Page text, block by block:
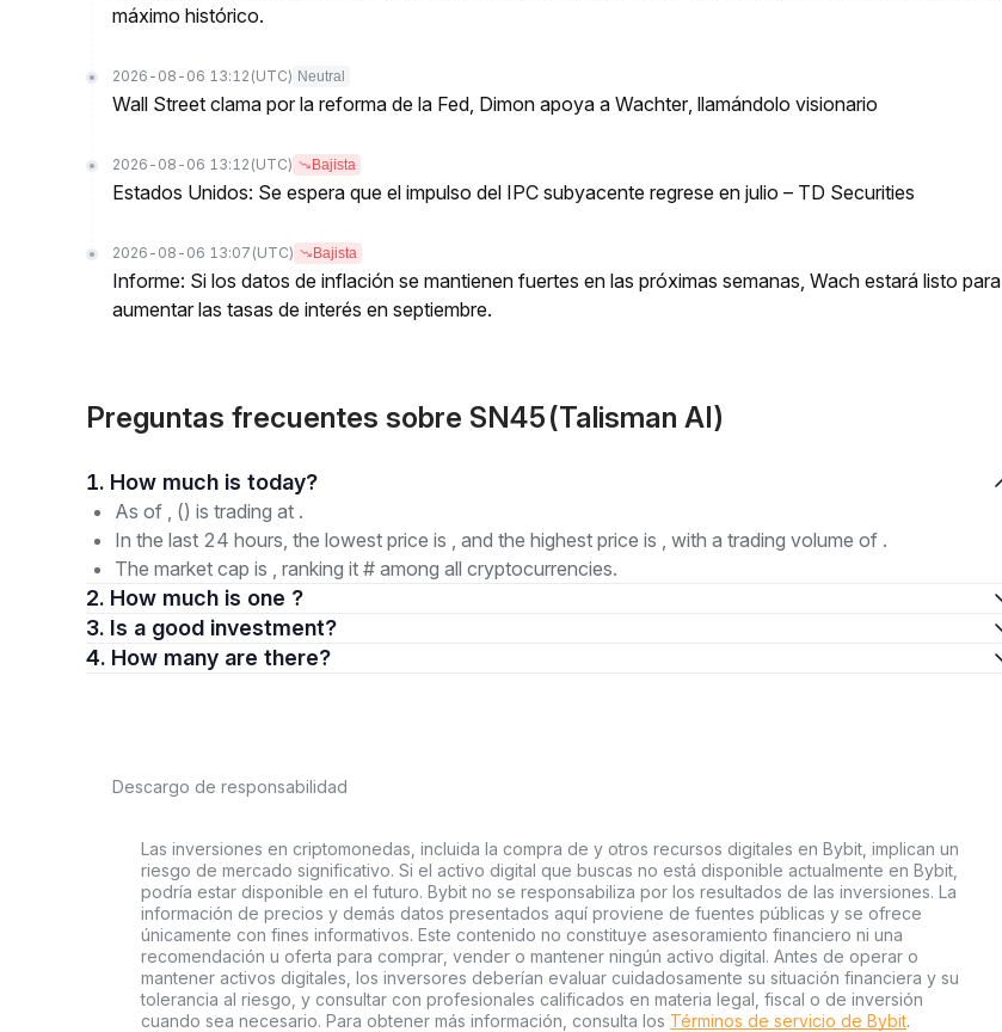
máximo histórico.
2026-08-06 13:12 (UTC) Neutral
Wall Street clama por la reforma de la Fed, Dimon apoya a Wachter, llamándolo visionario
2026-08-06 13:12 (UTC) Bajista
Estados Unidos: Se espera que el impulso del IPC subyacente regrese en julio – TD Securities
2026-08-06 13:07 (UTC) Bajista
Informe: Si los datos de inflación se mantienen fuertes en las próximas semanas, Wach estará listo para
aumentar las tasas de interés en septiembre.
Preguntas frecuentes sobre SN45(Talisman AI)
1. How much is today?
As of , () is trading at .
In the last 24 hours, the lowest price is , and the highest price is , with a trading volume of .
The market cap is , ranking it # among all cryptocurrencies.
2. How much is one ?
3. Is a good investment?
4. How many are there?
Descargo de responsabilidad
Las inversiones en criptomonedas, incluida la compra de y otros recursos digitales en Bybit, implican un
riesgo de mercado significativo. Si el activo digital que buscas no está disponible actualmente en Bybit,
podría estar disponible en el futuro. Bybit no se responsabiliza por los resultados de las inversiones. La
información de precios y demás datos presentados aquí proviene de fuentes públicas y se ofrece
únicamente con fines informativos. Este contenido no constituye asesoramiento financiero ni una
recomendación u oferta para comprar, vender o mantener ningún activo digital. Antes de operar o
mantener activos digitales, los inversores deberían evaluar cuidadosamente su situación financiera y su
tolerancia al riesgo, y consultar con profesionales calificados en materia legal, fiscal o de inversión
cuando sea necesario. Para obtener más información, consulta los Términos de servicio de Bybit.